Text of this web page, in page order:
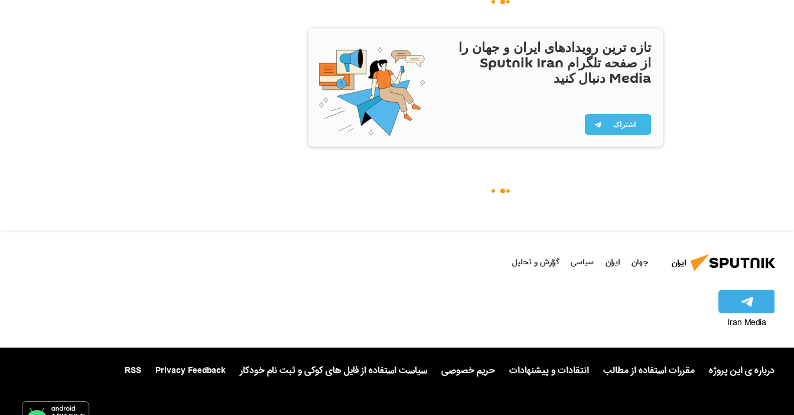
تازه ترین رویدادهای ایران و جهان را
از صفحه تلگرام Sputnik Iran
Media دنبال کنید
اشتراک
ایران جهان ایران سیاسی گزارش و تحلیل
Iran Media
درباره ی این پروژه مقررات استفاده از مطالب انتقادات و پیشنهادات حریم خصوصی سیاست استفاده از فایل های کوکی و ثبت نام خودکار Privacy Feedback
RSS